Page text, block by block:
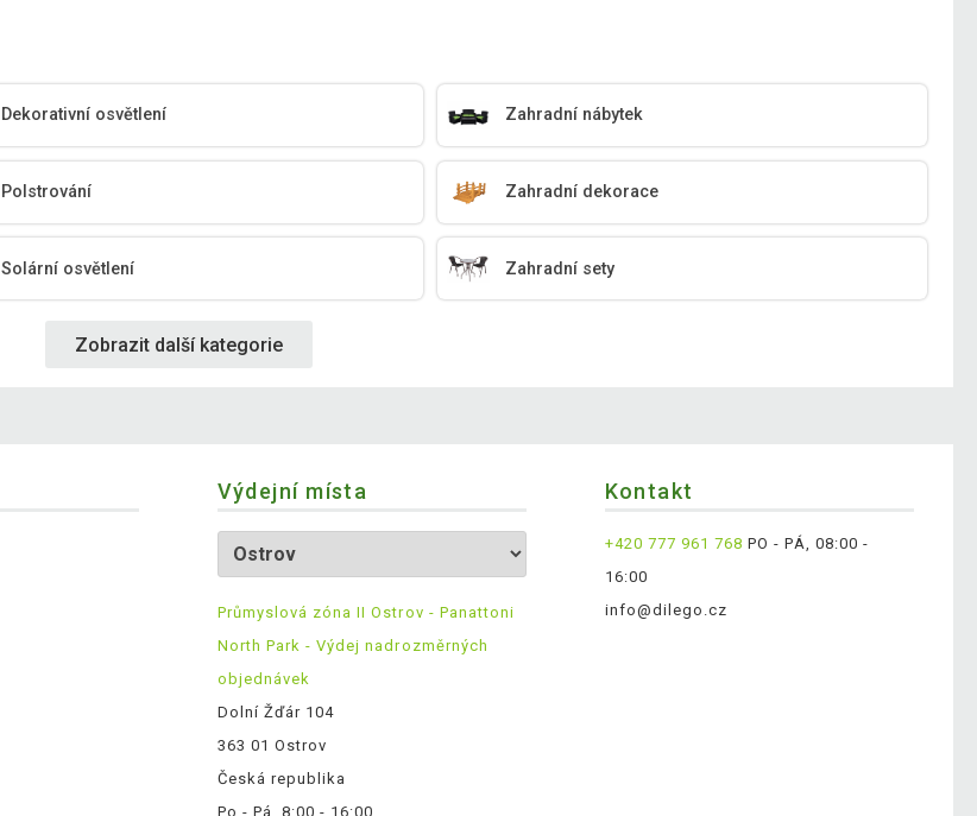
Dekorativní osvětlení Zahradní nábytek
Polstrování Zahradní dekorace
Solární osvětlení Zahradní sety
Zobrazit další kategorie
Výdejní místa
Průmyslová zóna II Ostrov - Panattoni
North Park - Výdej nadrozměrných
objednávek
Dolní Žďár 104
363 01 Ostrov
Česká republika
Po - Pá, 8:00 - 16:00
Kontakt
+420 777 961 768 PO - PÁ, 08:00 -
16:00
info@dilego.cz